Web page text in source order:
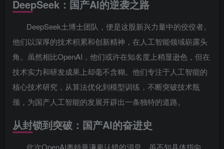
DeepSeek：国产AI的逆袭之路
DeepSeek土博士团队，便是这股新兴力量中的佼佼者。
他们以深厚的技术积累和创新精神，在人工智能领域崭露头
角。虽然相比OpenAI，他们或许在知名度上稍显逊色，但在
技术实力和研发成果上却毫不含糊。他们专注于人工智能的
核心技术研究，从算法优化到模型训练，不断突破技术瓶
颈，为国产人工智能的发展开辟出一条独特的道路。
从封锁到突破：国产AI的奋进史
此次OpenAI奥特曼谦卑认错的消息，虽不知具体指向，